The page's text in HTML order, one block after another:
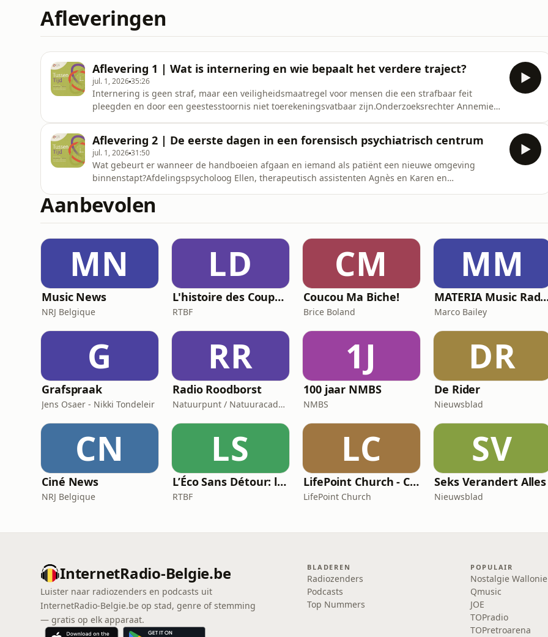
Afleveringen
Aflevering 1 | Wat is internering en wie bepaalt het verdere traject?
jul. 1, 202635:26
Internering is geen straf, maar een veiligheidsmaatregel voor mensen die een strafbaar feit
pleegden en door een geestesstoornis niet toerekeningsvatbaar zijn.Onderzoeksrechter Annemie
Gevangenisdirecteur Serge
Aflevering 2 | De eerste dagen in een forensisch psychiatrisch centrum
jul. 1, 202631:50
Wat gebeurt er wanneer de handboeien afgaan en iemand als patiënt een nieuwe omgeving
binnenstapt?Afdelingspsycholoog Ellen, therapeutisch assistenten Agnès en Karen en
vormen voor een behandeltraject.Een patiënt beschrijft hoe het is om samen te leven op een
afdeling en opnieuw vertrouwen te vinden
Aanbevolen
MN
Music News
NRJ Belgique
LD
L'histoire des Coupes du Monde, la géopolitique du ballon rond
RTBF
CM
Coucou Ma Biche!
Brice Boland
MM
MATERIA Music Radio
Marco Bailey
G
Grafspraak
Jens Osaer - Nikki Tondeleir
RR
Radio Roodborst
Natuurpunt / Natuuracademie
1J
100 jaar NMBS
NMBS
DR
De Rider
Nieuwsblad
CN
Ciné News
NRJ Belgique
LS
L’Éco Sans Détour: l'actualité économique
RTBF
LC
LifePoint Church - Campus de Bruxelles
LifePoint Church
SV
Seks Verandert Alles
Nieuwsblad
InternetRadio-Belgie.be
Luister naar radiozenders en podcasts uit
InternetRadio-Belgie.be op stad, genre of stemming
— gratis op elk apparaat.
BLADEREN
Radiozenders
Podcasts
Top Nummers
POPULAIR
Nostalgie Wallonie
Qmusic
JOE
TOPradio
TOPretroarena